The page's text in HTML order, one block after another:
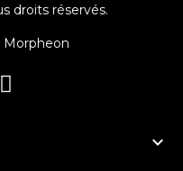
droits réservés.
Morpheon
